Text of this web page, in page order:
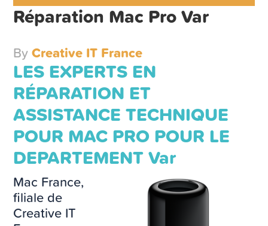
Réparation Mac Pro Var
ByCreative IT France
LES EXPERTS EN
RÉPARATION ET
ASSISTANCE TECHNIQUE
POUR MAC PRO POUR LE
DEPARTEMENT Var
Mac France,
filiale de
Creative IT